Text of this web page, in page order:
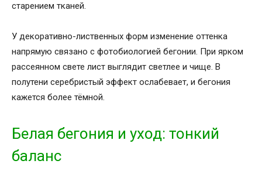
старением тканей.
У декоративно-лиственных форм изменение оттенка
напрямую связано с фотобиологией бегонии. При ярком
рассеянном свете лист выглядит светлее и чище. В
полутени серебристый эффект ослабевает, и бегония
кажется более тёмной.
Белая бегония и уход: тонкий
баланс